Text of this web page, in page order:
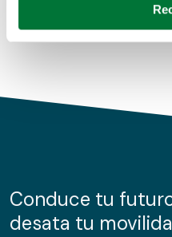
Obtenga más información
de cookies.
información sobre el uso
nuestros partners de
Conduce tu
desata tu